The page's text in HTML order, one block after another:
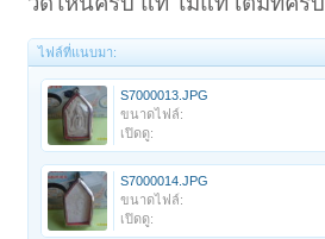
ไฟล์ที่แนบมา:
S7000013.JPG
ขนาดไฟล์:
เปิดดู:
S7000014.JPG
ขนาดไฟล์:
เปิดดู: